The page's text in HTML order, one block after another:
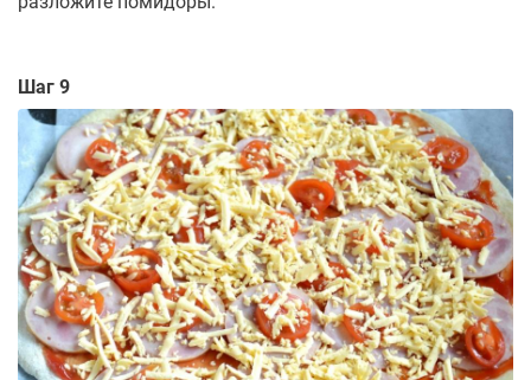
Шаг 9